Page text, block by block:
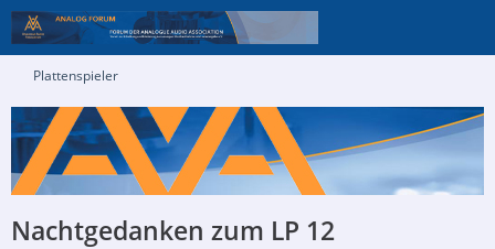
Plattenspieler
Nachtgedanken zum LP 12